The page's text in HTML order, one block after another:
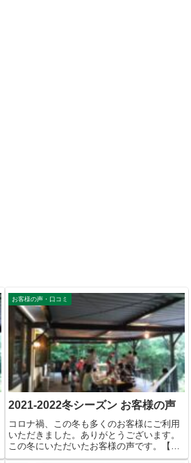
お客様の声・口コミ
2021-2022冬シーズン お客様の声
コロナ禍、この冬も多くのお客様にご利用
いただきました。ありがとうございます。
この冬にいただいたお客様の声です。【至
らなか...